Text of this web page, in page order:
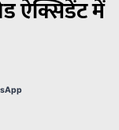
ऐक्सिडेंट में